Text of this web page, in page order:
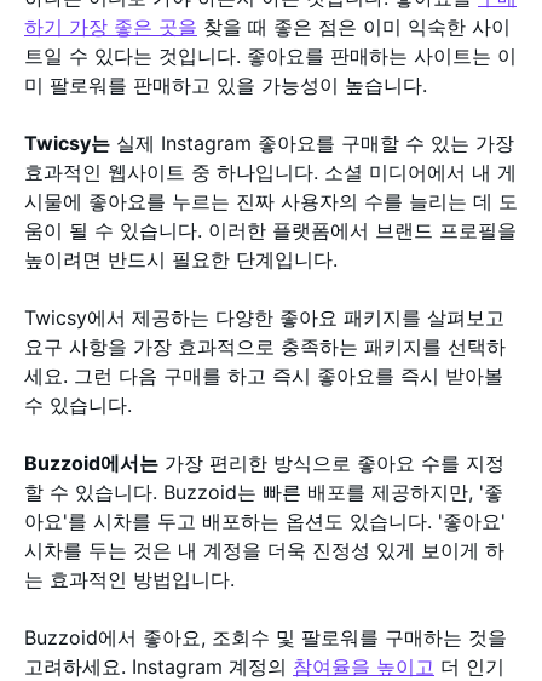
하기 가장 좋은 곳을 찾을 때 좋은 점은 이미 익숙한 사이
트일 수 있다는 것입니다. 좋아요를 판매하는 사이트는 이
미 팔로워를 판매하고 있을 가능성이 높습니다.
Twicsy는 실제 Instagram 좋아요를 구매할 수 있는 가장
효과적인 웹사이트 중 하나입니다. 소셜 미디어에서 내 게
시물에 좋아요를 누르는 진짜 사용자의 수를 늘리는 데 도
움이 될 수 있습니다. 이러한 플랫폼에서 브랜드 프로필을
높이려면 반드시 필요한 단계입니다.
Twicsy에서 제공하는 다양한 좋아요 패키지를 살펴보고
요구 사항을 가장 효과적으로 충족하는 패키지를 선택하
세요. 그런 다음 구매를 하고 즉시 좋아요를 즉시 받아볼
수 있습니다.
Buzzoid에서는 가장 편리한 방식으로 좋아요 수를 지정
할 수 있습니다. Buzzoid는 빠른 배포를 제공하지만, '좋
아요'를 시차를 두고 배포하는 옵션도 있습니다. '좋아요'
시차를 두는 것은 내 계정을 더욱 진정성 있게 보이게 하
는 효과적인 방법입니다.
Buzzoid에서 좋아요, 조회수 및 팔로워를 구매하는 것을
고려하세요. Instagram 계정의 참여율을 높이고 더 인기